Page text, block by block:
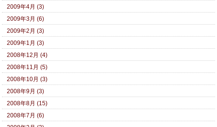
2009年4月 (3)
2009年3月 (6)
2009年2月 (3)
2009年1月 (3)
2008年12月 (4)
2008年11月 (5)
2008年10月 (3)
2008年9月 (3)
2008年8月 (15)
2008年7月 (6)